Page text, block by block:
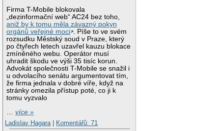
Firma T-Mobile blokovala
„dezinformační web“ AC24 bez toho,
aniž by k tomu měla závazný pokyn
orgánů veřejné moci . Píše to ve svém
rozsudku Městský soud v Praze, který
po čtyřech letech uzavřel kauzu blokace
zmíněného webu. Operátor musí
uhradit škodu ve výši 35 tisíc korun.
Advokát společnosti T-Mobile se snažil i
u odvolacího senátu argumentovat tím,
že firma jednala v dobré víře, když na
stránky omezila přístup poté, co ji k
tomu vyzvalo
…více »
Ladislav Hagara | Komentářů: 71